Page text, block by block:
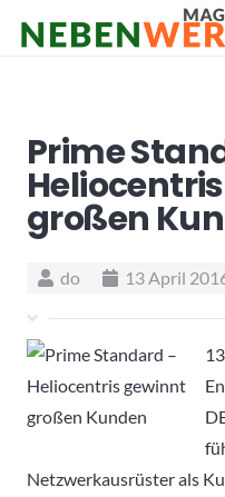
Prime
großen
do 13 April
Netzwerkausrüster als